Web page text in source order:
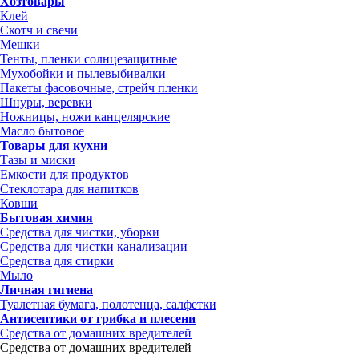
Клей
Скотч и свечи
Мешки
Тенты, пленки солнцезащитные
Мухобойки и пылевыбивалки
Пакеты фасовочные, стрейч пленки
Шнуры, веревки
Ножницы, ножи канцелярские
Масло бытовое
Товары для кухни
Тазы и миски
Емкости для продуктов
Стеклотара для напитков
Ковши
Бытовая химия
Средства для чистки, уборки
Средства для чистки канализации
Средства для стирки
Мыло
Личная гигиена
Туалетная бумага, полотенца, салфетки
Антисептики от грибка и плесени
Средства от домашних вредителей
Средства от домашних вредителей